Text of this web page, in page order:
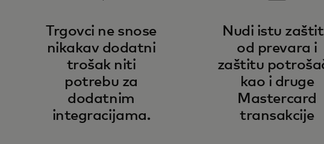
Trgovci ne snose
nikakav dodatni
trošak niti
potrebu za
dodatnim
integracijama.
Nudi istu
od prevara i
zaštitu
kao i druge
Mastercard
transakcije